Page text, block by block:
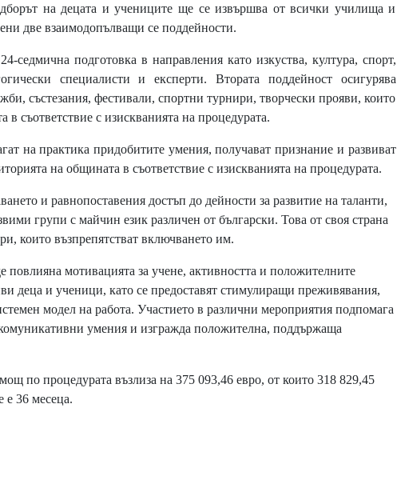
на децата и учениците ще се извършва от всички училища и
две взаимодопълващи се поддейности.
седмична подготовка в направления като изкуства, култура, спорт,
специалисти и експерти. Втората поддейност осигурява
състезания, фестивали, спортни турнири, творчески прояви, които
съответствие с изискванията на процедурата.
на практика придобитите умения, получават признание и развиват
на общината в съответствие с изискванията на процедурата.
и равнопоставения достъп до дейности за развитие на таланти,
групи с майчин език различен от български. Това от своя страна
които възпрепятстват включването им.
мотивацията за учене, активността и положителните
деца и ученици, като се предоставят стимулиращи преживявания,
модел на работа. Участието в различни мероприятия подпомага
умения и изгражда положителна, поддържаща
по процедурата възлиза на 375 093,46 евро, от които 318 829,45
е 36 месеца.